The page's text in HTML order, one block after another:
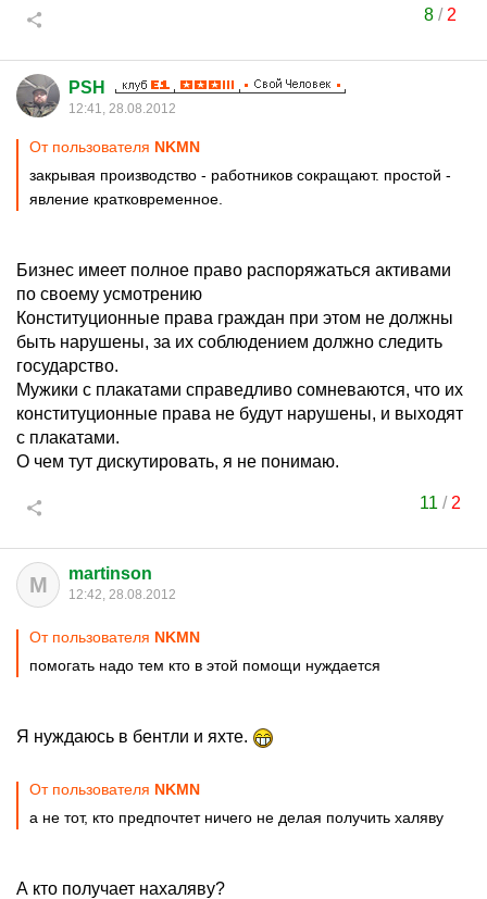
8/ 2
PSH
12:41, 28.08.2012
От пользователя NKMN
закрывая производство - работников сокращают. простой -
явление кратковременное.
Бизнес имеет полное право распоряжаться активами
по своему усмотрению
Конституционные права граждан при этом не должны
быть нарушены, за их соблюдением должно следить
государство.
Мужики с плакатами справедливо сомневаются, что их
конституционные права не будут нарушены, и выходят
с плакатами.
О чем тут дискутировать, я не понимаю.
11 / 2
M martinson
12:42, 28.08.2012
От пользователя NKMN
помогать надо тем кто в этой помощи нуждается
Я нуждаюсь в бентли и яхте.
От пользователя NKMN
а не тот, кто предпочтет ничего не делая получить халяву
А кто получает нахаляву?